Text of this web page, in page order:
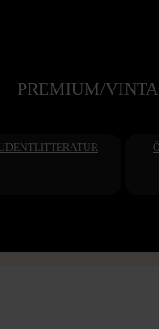
PREMIUM/